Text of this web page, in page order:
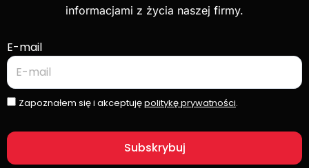
informacjami z życia naszej firmy.
E-mail
Zapoznałem się i akceptujępolitykę prywatności.
Subskrybuj